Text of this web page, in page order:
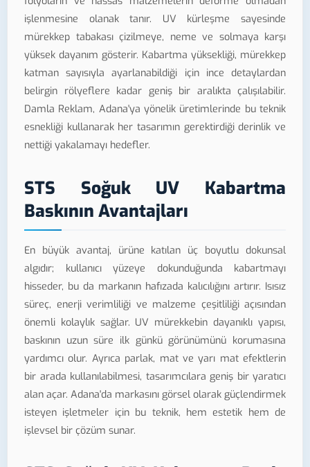
işlenmesine olanak tanır. UV kürleşme sayesinde
mürekkep tabakası çizilmeye, neme ve solmaya karşı
yüksek dayanım gösterir. Kabartma yüksekliği, mürekkep
katman sayısıyla ayarlanabildiği için ince detaylardan
belirgin rölyeflere kadar geniş bir aralıkta çalışılabilir.
Damla Reklam, Adana'ya yönelik üretimlerinde bu teknik
esnekliği kullanarak her tasarımın gerektirdiği derinlik ve
nettiği yakalamayı hedefler.
STS Soğuk UV Kabartma
Baskının Avantajları
En büyük avantaj, ürüne katılan üç boyutlu dokunsal
algıdır; kullanıcı yüzeye dokunduğunda kabartmayı
hisseder, bu da markanın hafızada kalıcılığını artırır. Isısız
süreç, enerji verimliliği ve malzeme çeşitliliği açısından
önemli kolaylık sağlar. UV mürekkebin dayanıklı yapısı,
baskının uzun süre ilk günkü görünümünü korumasına
yardımcı olur. Ayrıca parlak, mat ve yarı mat efektlerin
bir arada kullanılabilmesi, tasarımcılara geniş bir yaratıcı
alan açar. Adana'da markasını görsel olarak güçlendirmek
isteyen işletmeler için bu teknik, hem estetik hem de
işlevsel bir çözüm sunar.